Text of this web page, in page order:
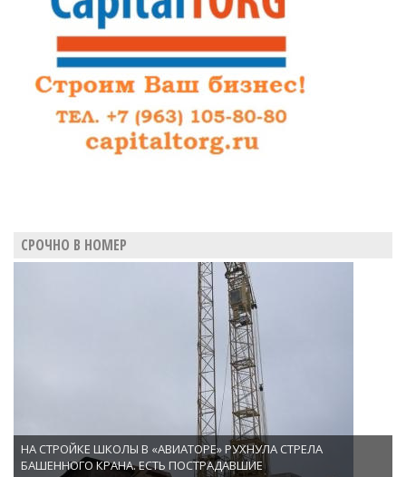
СРОЧНО В НОМЕР
НА СТРОЙКЕ ШКОЛЫ В «АВИАТОРЕ» РУХНУЛА СТРЕЛА
БАШЕННОГО КРАНА. ЕСТЬ ПОСТРАДАВШИЕ